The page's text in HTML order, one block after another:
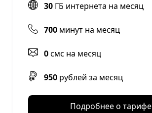
30 ГБ интернета на месяц
700 минут на месяц
0смс на месяц
950 рублей за месяц
Подробнее о тарифе